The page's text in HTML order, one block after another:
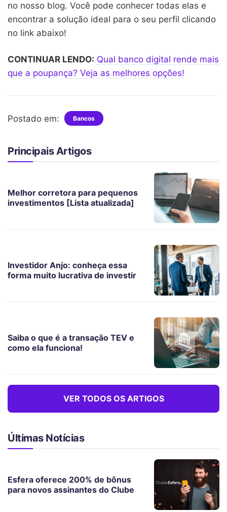
no nosso blog. Você pode conhecer todas elas e
encontrar a solução ideal para o seu perfil clicando
no link abaixo!
CONTINUAR LENDO: Qual banco digital rende mais
que a poupança? Veja as melhores opções!
Postado em: Bancos
Principais Artigos
Melhor corretora para pequenos
investimentos [Lista atualizada]
Investidor Anjo: conheça essa
forma muito lucrativa de investir
Saiba o que é a transação TEV e
como ela funciona!
VER TODOS OS ARTIGOS
Últimas Notícias
Esfera oferece 200% de bônus
para novos assinantes do Clube